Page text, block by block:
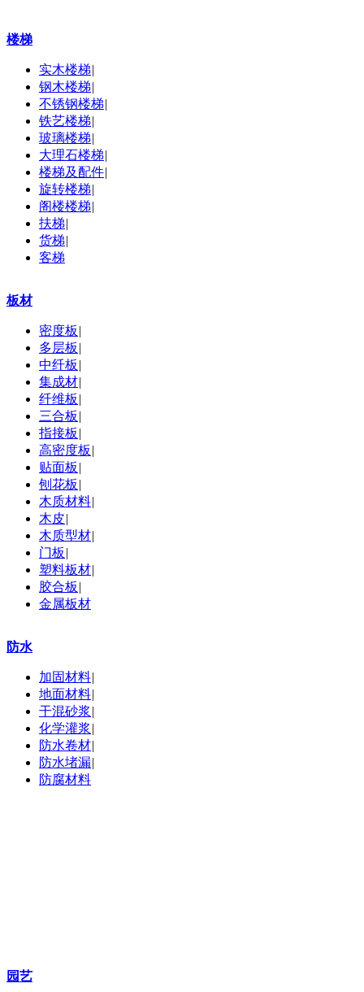
楼梯
实木楼梯|
钢木楼梯|
不锈钢楼梯|
铁艺楼梯|
玻璃楼梯|
大理石楼梯|
楼梯及配件|
旋转楼梯|
阁楼楼梯|
扶梯|
货梯|
客梯
板材
密度板 |
多层板 |
中纤板 |
集成材|
纤维板 |
三合板 |
指接板 |
高密度板 |
贴面板 |
刨花板 |
木质材料|
木皮|
木质型材|
门板 |
塑料板材|
胶合板 |
金属板材
防水
加固材料|
地面材料|
干混砂浆 |
化学灌浆 |
防水卷材|
防水堵漏|
防腐材料
园艺